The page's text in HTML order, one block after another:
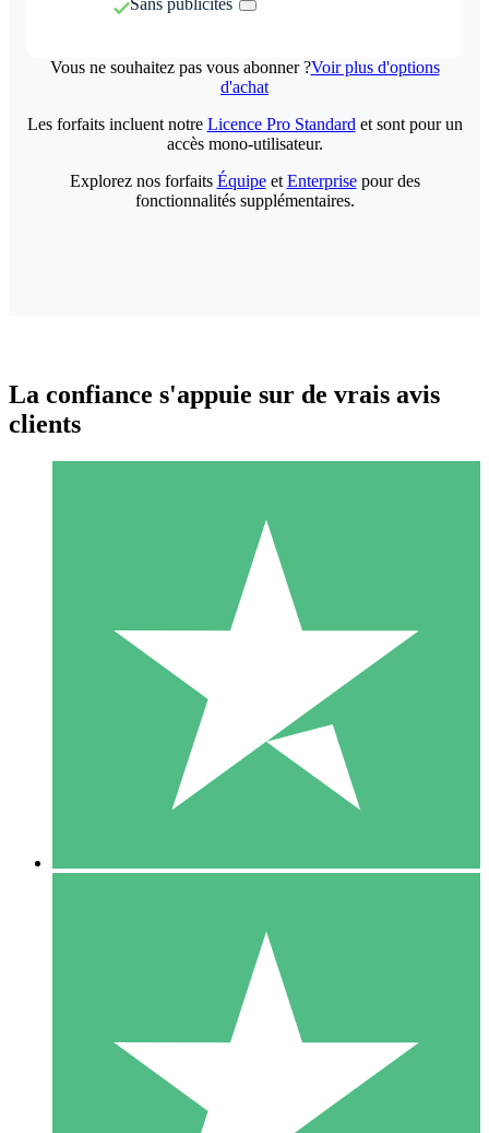
Vous ne souhaitez pas vous abonner ?Voir plus d'options
d'achat
Packs de Crédits Individuels
Payez à l'utilisation avec des crédits de téléchargement. Sans
1 Téléchargement
10 00
10 Téléchargements
20 00
Les forfaits incluent notre Licence Pro Standard et sont pour un
accès mono-utilisateur.
Explorez nos forfaits Équipeet Enterprisepour des
fonctionnalités supplémentaires.
La confiance s'appuie sur de vrais avis
clients